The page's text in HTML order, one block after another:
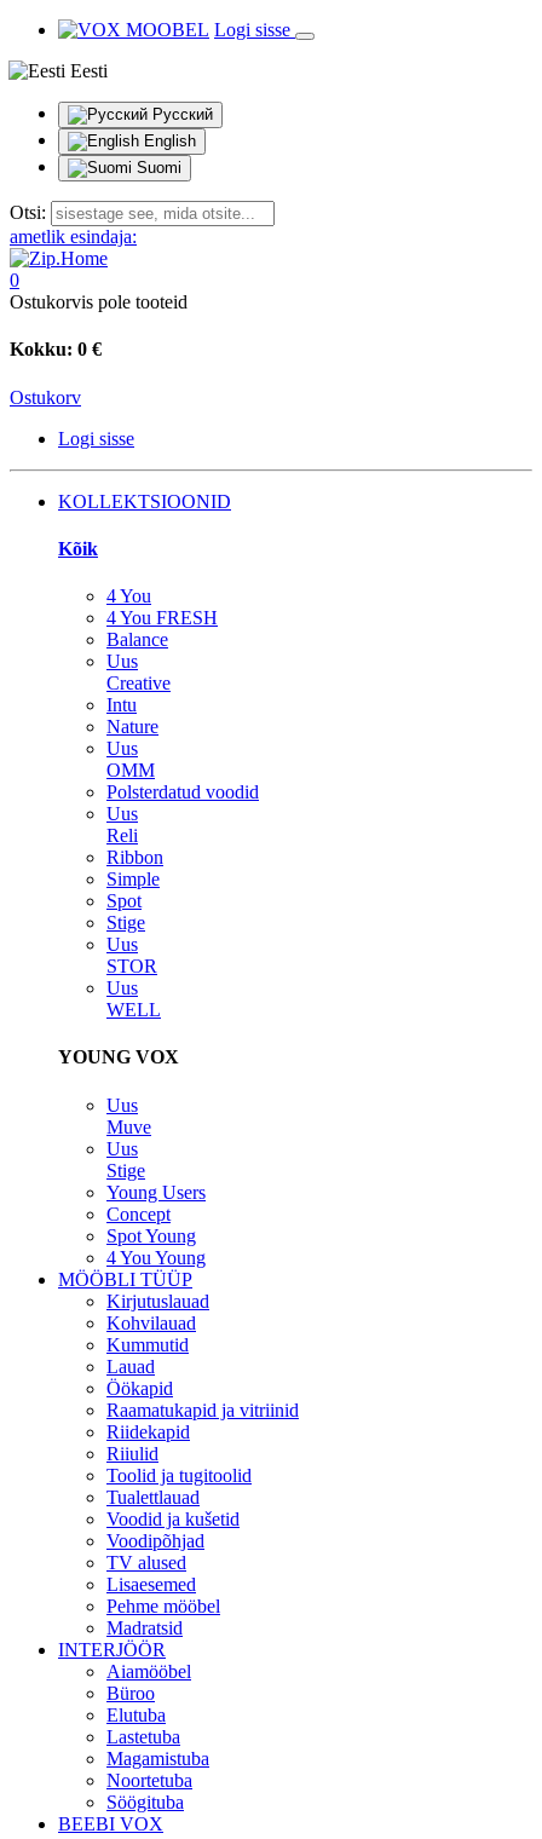
Logi sisse
Eesti
Русский
English
Suomi
Otsi:
ametlik esindaja:
0
Ostukorvis pole tooteid
Kokku: 0 €
Ostukorv
Logi sisse
KOLLEKTSIOONID
Kõik
4 You
4 You FRESH
Balance
Uus
Creative
Intu
Nature
Uus
OMM
Polsterdatud voodid
Uus
Reli
Ribbon
Simple
Spot
Stige
Uus
STOR
Uus
WELL
YOUNG VOX
Uus
Muve
Uus
Stige
Young Users
Concept
Spot Young
4 You Young
MÖÖBLI TÜÜP
Kirjutuslauad
Kohvilauad
Kummutid
Lauad
Öökapid
Raamatukapid ja vitriinid
Riidekapid
Riiulid
Toolid ja tugitoolid
Tualettlauad
Voodid ja kušetid
Voodipõhjad
TV alused
Lisaesemed
Pehme mööbel
Madratsid
INTERJÖÖR
Aiamööbel
Büroo
Elutuba
Lastetuba
Magamistuba
Noortetuba
Söögituba
BEEBI VOX